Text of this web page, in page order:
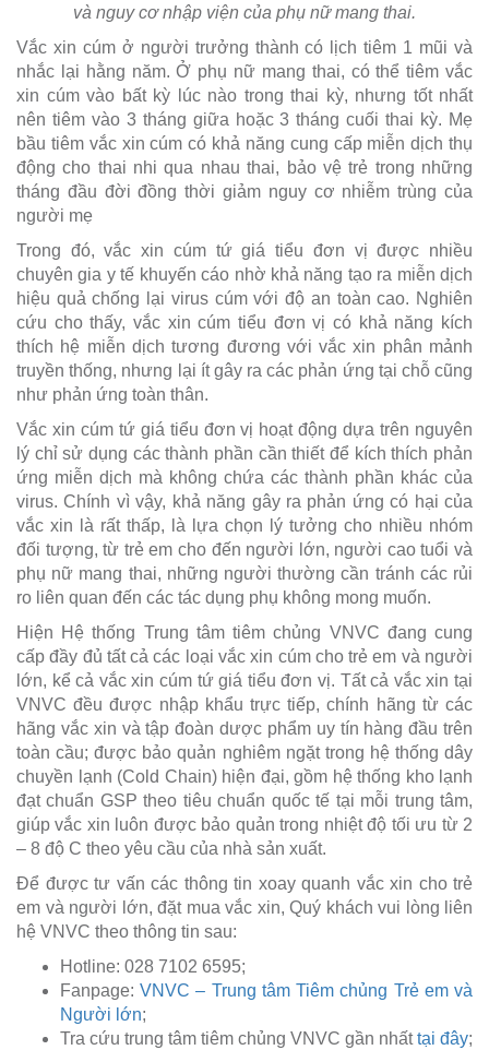
và nguy cơ nhập viện của phụ nữ mang thai.
Vắc xin cúm ở người trưởng thành có lịch tiêm 1 mũi và
nhắc lại hằng năm. Ở phụ nữ mang thai, có thể tiêm vắc
xin cúm vào bất kỳ lúc nào trong thai kỳ, nhưng tốt nhất
nên tiêm vào 3 tháng giữa hoặc 3 tháng cuối thai kỳ. Mẹ
bầu tiêm vắc xin cúm có khả năng cung cấp miễn dịch thụ
động cho thai nhi qua nhau thai, bảo vệ trẻ trong những
tháng đầu đời đồng thời giảm nguy cơ nhiễm trùng của
người mẹ
Trong đó, vắc xin cúm tứ giá tiểu đơn vị được nhiều
chuyên gia y tế khuyến cáo nhờ khả năng tạo ra miễn dịch
hiệu quả chống lại virus cúm với độ an toàn cao. Nghiên
cứu cho thấy, vắc xin cúm tiểu đơn vị có khả năng kích
thích hệ miễn dịch tương đương với vắc xin phân mảnh
truyền thống, nhưng lại ít gây ra các phản ứng tại chỗ cũng
như phản ứng toàn thân.
Vắc xin cúm tứ giá tiểu đơn vị hoạt động dựa trên nguyên
lý chỉ sử dụng các thành phần cần thiết để kích thích phản
ứng miễn dịch mà không chứa các thành phần khác của
virus. Chính vì vậy, khả năng gây ra phản ứng có hại của
vắc xin là rất thấp, là lựa chọn lý tưởng cho nhiều nhóm
đối tượng, từ trẻ em cho đến người lớn, người cao tuổi và
phụ nữ mang thai, những người thường cần tránh các rủi
ro liên quan đến các tác dụng phụ không mong muốn.
Hiện Hệ thống Trung tâm tiêm chủng VNVC đang cung
cấp đầy đủ tất cả các loại vắc xin cúm cho trẻ em và người
lớn, kể cả vắc xin cúm tứ giá tiểu đơn vị. Tất cả vắc xin tại
VNVC đều được nhập khẩu trực tiếp, chính hãng từ các
hãng vắc xin và tập đoàn dược phẩm uy tín hàng đầu trên
toàn cầu; được bảo quản nghiêm ngặt trong hệ thống dây
chuyền lạnh (Cold Chain) hiện đại, gồm hệ thống kho lạnh
đạt chuẩn GSP theo tiêu chuẩn quốc tế tại mỗi trung tâm,
giúp vắc xin luôn được bảo quản trong nhiệt độ tối ưu từ 2
– 8 độ C theo yêu cầu của nhà sản xuất.
Để được tư vấn các thông tin xoay quanh vắc xin cho trẻ
em và người lớn, đặt mua vắc xin, Quý khách vui lòng liên
hệ VNVC theo thông tin sau:
Hotline: 028 7102 6595;
Fanpage:VNVC – Trung tâm Tiêm chủng Trẻ em và
Người lớn;
Tra cứu trung tâm tiêm chủng VNVC gần nhấttại đây;